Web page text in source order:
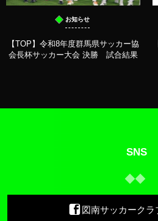
お知らせ
【TOP】令和8年度群馬県サッカー協
会長杯サッカー大会 決勝 試合結果
SNS
図南サッカークラ